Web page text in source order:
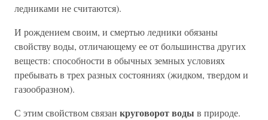
ледниками не считаются).
И рождением своим, и смертью ледники обязаны
свойству воды, отличающему ее от большинства других
веществ: способности в обычных земных условиях
пребывать в трех разных состояниях (жидком, твердом и
газообразном).
С этим свойством связан круговорот воды в природе.